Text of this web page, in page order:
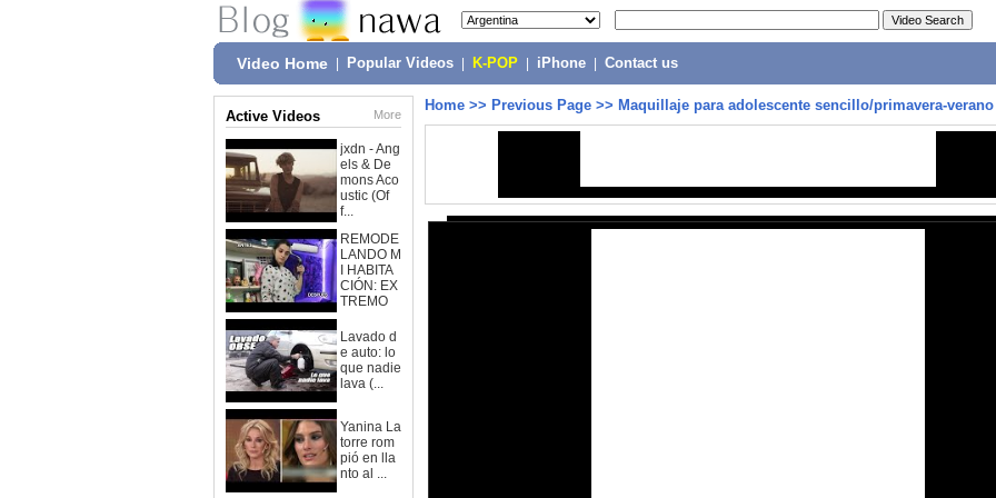
Video Home Popular Videos K-POP iPhone Contact us
Active Videos More
jxdn - Ang
els & De
mons Aco
ustic (Of
f...
REMODE
LANDO M
I HABITA
CIÓN: EX
TREMO
Lavado d
e auto: lo
que nadie
lava (...
Yanina La
torre rom
pió en lla
nto al ...
Home >> Previous Page >> Maquillaje para adolescente sencillo/primavera-verano